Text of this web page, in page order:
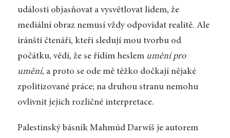
události objasňovat a vysvětlovat lidem, že
mediální obraz nemusí vždy odpovídat realitě. Ale
íránští čtenáři, kteří sledují mou tvorbu od
počátku, vědí, že se řídím heslem umění pro
umění, a proto se ode mě těžko dočkají nějaké
zpolitizované práce; na druhou stranu nemohu
ovlivnit jejich rozličné interpretace.
Palestinský básník Mahmúd Darwíš je autorem